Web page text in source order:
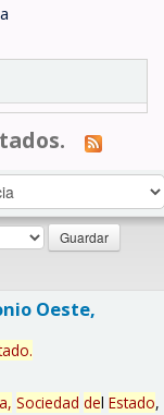
Oeste,
.
Sociedad del Estado,